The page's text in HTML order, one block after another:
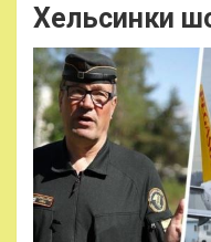
Хельсинки